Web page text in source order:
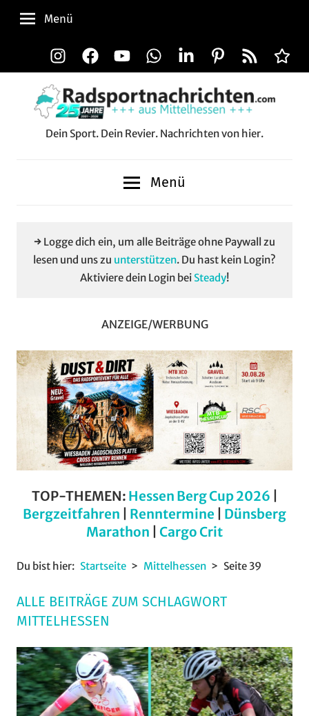
Zum
Inhalt
InstagramFacebookYouTubeWhatsAppLinkedInPinterest
RSS-
Feed
Alle
Menü
Dein Sport. Dein Revier. Nachrichten von hier.
Menü
→ Logge dich ein, um alle Beiträge ohne Paywall zu
lesen und uns zu unterstützen. Du hast kein Login?
Aktiviere dein Login bei Steady!
ANZEIGE/WERBUNG
TOP-THEMEN: Hessen Berg Cup 2026
Bergzeitfahren
Renntermine
Dünsberg
Marathon
Cargo Crit
Du bist hier: Startseite Mittelhessen Seite 39
ALLE BEITRÄGE ZUM SCHLAGWORT
MITTELHESSEN